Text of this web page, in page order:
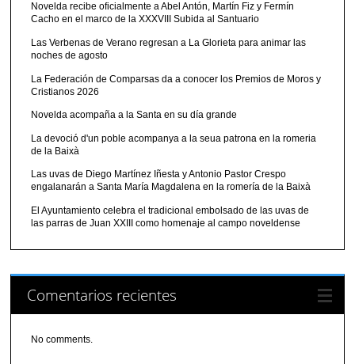
Novelda recibe oficialmente a Abel Antón, Martín Fiz y Fermín
Cacho en el marco de la XXXVIII Subida al Santuario
Las Verbenas de Verano regresan a La Glorieta para animar las
noches de agosto
La Federación de Comparsas da a conocer los Premios de Moros y
Cristianos 2026
Novelda acompaña a la Santa en su día grande
La devoció d'un poble acompanya a la seua patrona en la romeria
de la Baixà
Las uvas de Diego Martínez Iñesta y Antonio Pastor Crespo
engalanarán a Santa María Magdalena en la romería de la Baixà
El Ayuntamiento celebra el tradicional embolsado de las uvas de
las parras de Juan XXIII como homenaje al campo noveldense
Comentarios recientes
No comments.